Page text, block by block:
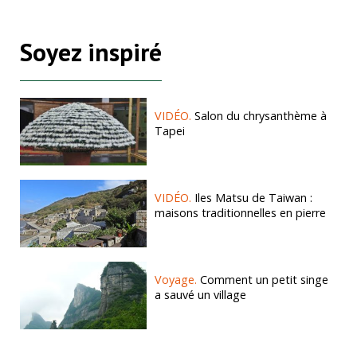
Soyez inspiré
VIDÉO. Salon du chrysanthème à
Tapei
VIDÉO. Iles Matsu de Taiwan :
maisons traditionnelles en pierre
Voyage. Comment un petit singe
a sauvé un village